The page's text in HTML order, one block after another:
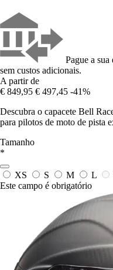
Pague a
sem custos adicionais.
A partir de
€ 849,95 € 497,45 -41%
Descubra o capacete Bell
para pilotos de moto de pista
Tamanho
*
XS S M L
Este campo é obrigatório